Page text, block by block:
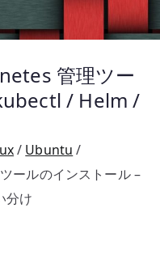
管理ツー
/ Helm /
Ubuntu
ールのインストール –
分け